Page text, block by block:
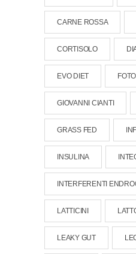
CARNE ROSSA
CORTISOLO
EVO DIET
GIOVANNI CIANTI
GRASS FED
INSULINA
INTERFERENTI
LATTICINI
LEAKY GUT